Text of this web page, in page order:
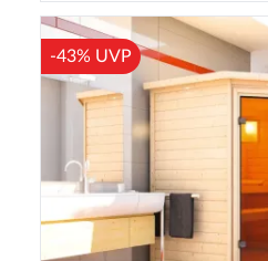
-43% UVP